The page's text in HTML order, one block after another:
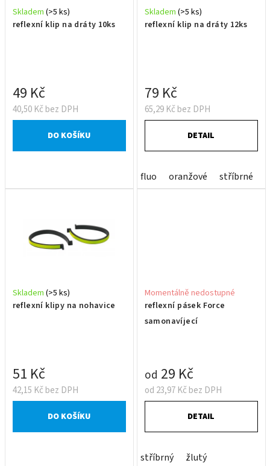
oreflexní klip na dráty 10ks
Skladem (>5 ks)
40,50 Kč bez DPH
49 Kč
DO KOŠÍKU
reflexní klip na dráty 12ks
Skladem (>5 ks)
65,29 Kč bez DPH
79 Kč
DETAIL
fluo oranžové stříbrné
reflexní klipy na nohavice
Skladem (>5 ks)
42,15 Kč bez DPH
51 Kč
DO KOŠÍKU
reflexní pásek Force
samonavíjecí
Momentálně nedostupné
od 23,97 Kč bez DPH
od 29 Kč
DETAIL
stříbrný žlutý